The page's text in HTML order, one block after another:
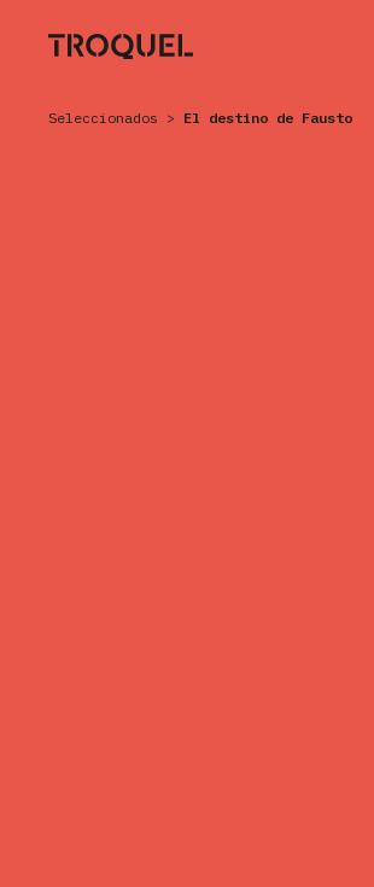
Seleccionados > El destino de Fausto